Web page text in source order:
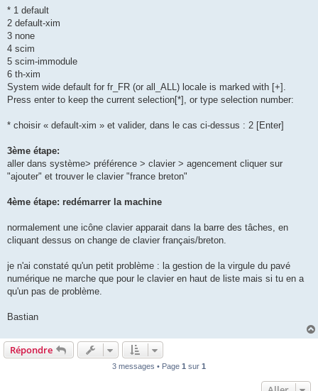
* 1 default
2 default-xim
3 none
4 scim
5 scim-immodule
6 th-xim
System wide default for fr_FR (or all_ALL) locale is marked with [+].
Press enter to keep the current selection[*], or type selection number:
* choisir « default-xim » et valider, dans le cas ci-dessus : 2 [Enter]
3ème étape:
aller dans système> préférence > clavier > agencement cliquer sur
"ajouter" et trouver le clavier "france breton"
4ème étape: redémarrer la machine
normalement une icône clavier apparait dans la barre des tâches, en
cliquant dessus on change de clavier français/breton.
je n'ai constaté qu'un petit problème : la gestion de la virgule du pavé
numérique ne marche que pour le clavier en haut de liste mais si tu en a
qu'un pas de problème.
Bastian
Répondre
3 messages • Page 1 sur 1